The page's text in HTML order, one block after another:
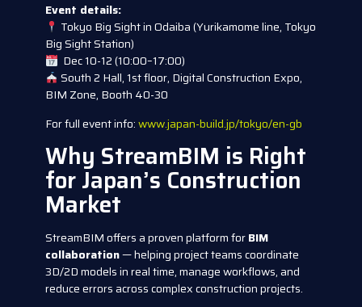
Event details:
Tokyo Big Sight in Odaiba (Yurikamome line, Tokyo
Big Sight Station)
Dec 10-12 (10:00–17:00)
South 2 Hall, 1st floor, Digital Construction Expo,
BIM Zone, Booth 40-30
For full event info:www.japan-build.jp/tokyo/en-gb
Why StreamBIM is Right
for Japan’s Construction
Market
StreamBIM offers a proven platform forBIM
collaboration— helping project teams coordinate
3D/2D models in real time, manage workflows, and
reduce errors across complex construction projects.